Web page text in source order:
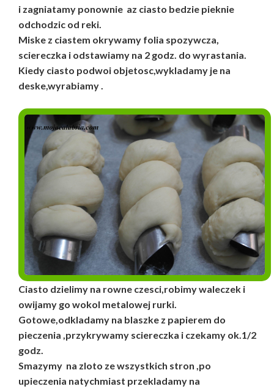
i zagniatamy ponownie az ciasto bedzie pieknie
odchodzic od reki.
Miske z ciastem okrywamy folia spozywcza,
sciereczka i odstawiamy na 2 godz. do wyrastania.
Kiedy ciasto podwoi objetosc,wykladamy je na
deske,wyrabiamy .
Ciasto dzielimy na rowne czesci,robimy waleczek i
owijamy go wokol metalowej rurki.
Gotowe,odkladamy na blaszke z papierem do
pieczenia ,przykrywamy sciereczka i czekamy ok.1/2
godz.
Smazymy na zloto ze wszystkich stron ,po
upieczenia natychmiast przekladamy na